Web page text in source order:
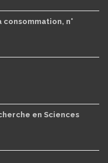
n°
en Sciences